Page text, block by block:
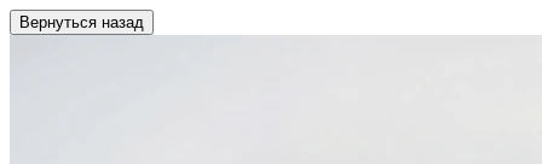
Вернуться назад